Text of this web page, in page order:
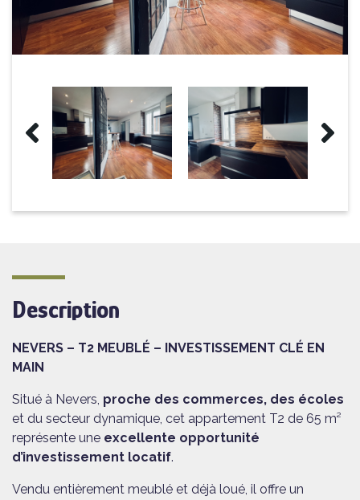
Description
NEVERS – T2 MEUBLÉ – INVESTISSEMENT CLÉ EN
MAIN
Situé à Nevers, proche des commerces, des écoles
et du secteur dynamique, cet appartement T2 de 65 m²
représente une excellente opportunité
d’investissement locatif.
Vendu entièrement meublé et déjà loué, il offre un